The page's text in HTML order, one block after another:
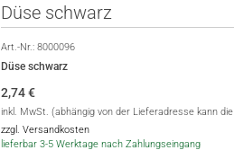
Düse schwarz
Art.-Nr.: 8000096
Düse schwarz
2,74€
inkl. MwSt. (abhängig von der Lieferadresse kann
zzgl. Versandkosten
lieferbar 3-5 Werktage nach Zahlungseingang